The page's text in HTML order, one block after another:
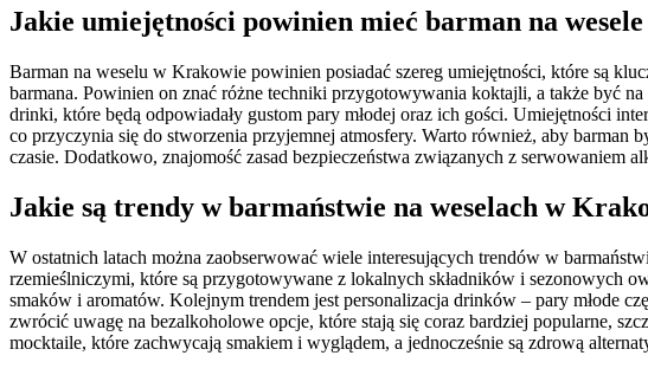
Jakie umiejętności powinien mieć barman na
Barman na weselu w Krakowie powinien posiadać szereg umiejętności, które są
barmana. Powinien on znać różne techniki przygotowywania koktajli, a także być
drinki, które będą odpowiadały gustom pary młodej oraz ich gości. Umiejętności
co przyczynia się do stworzenia przyjemnej atmosfery. Warto również, aby
czasie. Dodatkowo, znajomość zasad bezpieczeństwa związanych z serwowaniem
Jakie są trendy w barmaństwie na weselach w
W ostatnich latach można zaobserwować wiele interesujących trendów w
rzemieślniczymi, które są przygotowywane z lokalnych składników i sezonowych
smaków i aromatów. Kolejnym trendem jest personalizacja drinków – pary młode
zwrócić uwagę na bezalkoholowe opcje, które stają się coraz bardziej popularne,
mocktaile, które zachwycają smakiem i wyglądem, a jednocześnie są zdrową